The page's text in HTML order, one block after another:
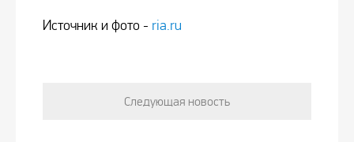
Источник и фото - ria.ru
Следующая новость